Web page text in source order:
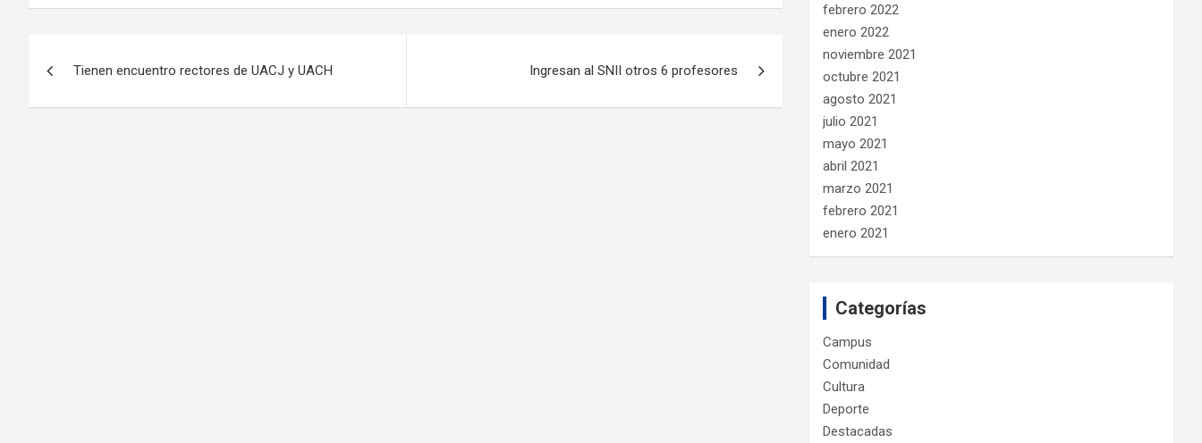
Tienen encuentro rectores de UACJ y UACH Ingresan al SNII otros 6 profesores
febrero 2022
enero 2022
noviembre 2021
octubre 2021
agosto 2021
julio 2021
mayo 2021
abril 2021
marzo 2021
febrero 2021
enero 2021
Categorías
Campus
Comunidad
Cultura
Deporte
Destacadas